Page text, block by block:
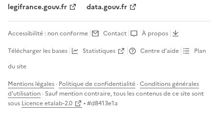
legifrance.gouv.fr
data.gouv.fr
Accessibilité : non conforme Contact
À propos
Télécharger les bases
Statistiques Centre d’aide
Plan
du site
Mentions légales · Politique de confidentialité ·Conditions générales
d'utilisation · Sauf mention contraire, tous les contenus de ce site sont
sous Licence etalab-2.0 • #d8413e1a